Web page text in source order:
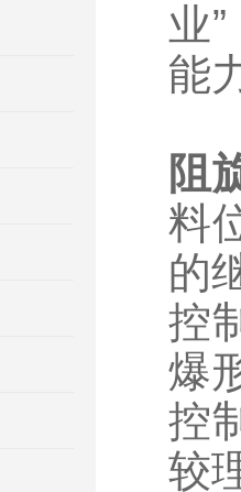
业
能
阻
料
的
控
爆
控
较